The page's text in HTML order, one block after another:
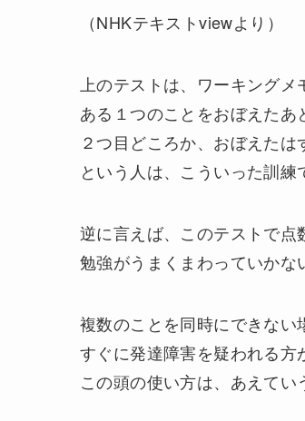
（NHKテキストviewより）
上のテストは、ワーキングメ
ある１つのことをおぼえたあ
２つ目どころか、おぼえた
という人は、こういった訓練
逆に言えば、このテストで点
勉強がうまくまわっていかな
複数のことを同時にできない
すぐに発達障害を疑われる方
この頭の使い方は、あえてい